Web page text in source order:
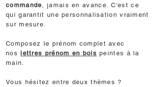
commande, jamais en avance. C'est ce
qui garantit une personnalisation vraiment
sur mesure.
Composez le prénom complet avec
nos lettres prénom en bois peintes à la
main.
Vous hésitez entre deux thèmes ?